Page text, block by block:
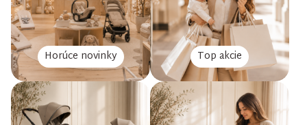
Horúce novinky Top akcie